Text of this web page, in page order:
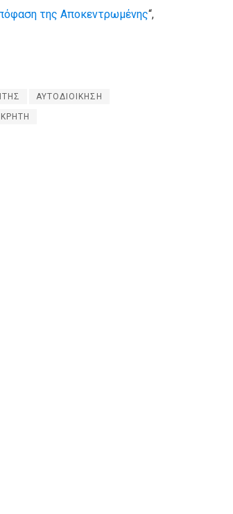
της Αποκεντρωμένης“,
ΑΥΤΟΔΙΟΙΚΗΣΗ
ΚΡΗΤΗ